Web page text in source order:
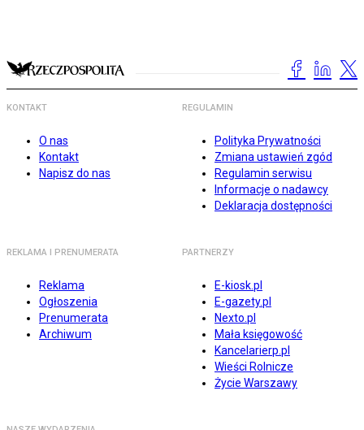
KONTAKT
O nas
Kontakt
Napisz do nas
REGULAMIN
Polityka Prywatności
Zmiana ustawień zgód
Regulamin serwisu
Informacje o nadawcy
Deklaracja dostępności
REKLAMA I PRENUMERATA
Reklama
Ogłoszenia
Prenumerata
Archiwum
PARTNERZY
E-kiosk.pl
E-gazety.pl
Nexto.pl
Mała księgowość
Kancelarierp.pl
Wieści Rolnicze
Życie Warszawy